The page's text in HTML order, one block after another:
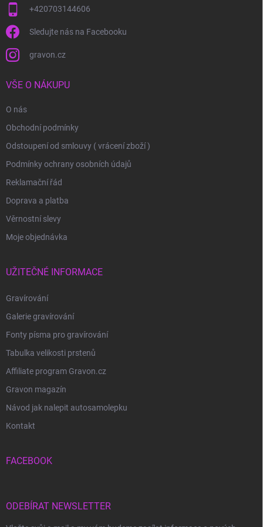
+420703144606
Sledujte nás na Facebooku
gravon.cz
VŠE O NÁKUPU
O nás
Obchodní podmínky
Odstoupení od smlouvy ( vrácení zboží )
Podmínky ochrany osobních údajů
Reklamační řád
Doprava a platba
Věrnostní slevy
Moje objednávka
UŽITEČNÉ INFORMACE
Gravírování
Galerie gravírování
Fonty písma pro gravírování
Tabulka velikosti prstenů
Affiliate program Gravon.cz
Gravon magazín
Návod jak nalepit autosamolepku
Kontakt
FACEBOOK
ODEBÍRAT NEWSLETTER